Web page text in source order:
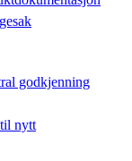
godkjenning
nytt